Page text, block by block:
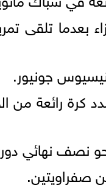
بعدما تلقى
والتعادل لصالح بايرن ميونخ في
نصف نهائي
صفراويتين.